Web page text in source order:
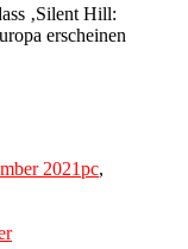
‚Silent Hill:
erscheinen
2021pc,